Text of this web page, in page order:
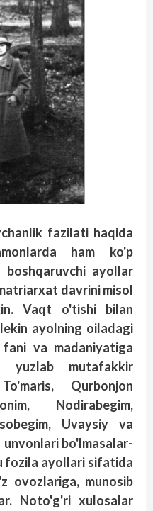
fazilati haqida
ham ko'p
boshqaruvchi ayollar
davrini misol
Vaqt o'tishi bilan
ayolning oiladagi
va madaniyatiga
yuzlab mutafakkir
Qurbonjon
Nodirabegim,
Uvaysiy va
bo'lmasalar-
fozila ayollari sifatida
ovozlariga, munosib
Noto'g'ri xulosalar